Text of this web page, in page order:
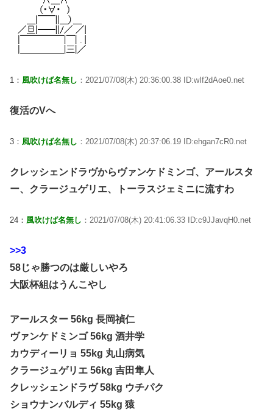
1： 風吹けば名無し ：2021/07/08(木) 20:36:00.38 ID:wIf2dAoe0.net
復活のVへ
3： 風吹けば名無し ：2021/07/08(木) 20:37:06.19 ID:ehgan7cR0.net
クレッシェンドラヴからヴァンケドミンゴ、アールスタ
ー、クラージュゲリエ、トーラスジェミニに流すわ
24： 風吹けば名無し ：2021/07/08(木) 20:41:06.33 ID:c9JJavqH0.net
>>3
58じゃ勝つのは厳しいやろ
大阪杯組はうんこやし
アールスター 56kg 長岡禎仁
ヴァンケドミンゴ 56kg 酒井学
カウディーリョ 55kg 丸山病気
クラージュゲリエ 56kg 吉田隼人
クレッシェンドラヴ 58kg ウチパク
ショウナンバルディ 55kg 猿